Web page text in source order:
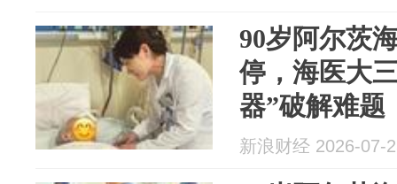
90岁阿尔茨
停，海医大
器”破解难题
新浪财经 2026-07-